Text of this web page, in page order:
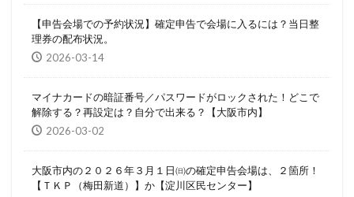
【申告会場での予約状況】確定申告で会場に入るには？当日整
理券の配布状況。
2026-03-14
マイナカードの暗証番号／パスワードがロックされた！どこで
解除する？再設定は？自分で出来る？【大阪市内】
2026-03-02
大阪市内の２０２６年３月１日㈰の確定申告会場は、２箇所！
【ＴＫＰ（梅田新道）】か【淀川区民センター】